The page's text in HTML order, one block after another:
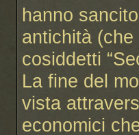
hanno
antichità (che
cosiddetti
La fine del
vista
economici